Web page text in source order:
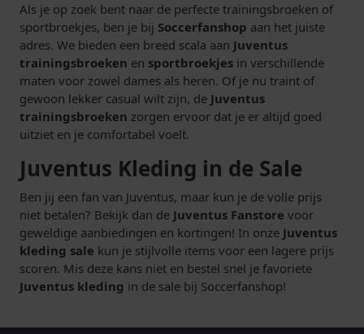
Als je op zoek bent naar de perfecte trainingsbroeken of
sportbroekjes, ben je bij Soccerfanshop aan het juiste
adres. We bieden een breed scala aan Juventus
trainingsbroeken en sportbroekjes in verschillende
maten voor zowel dames als heren. Of je nu traint of
gewoon lekker casual wilt zijn, de Juventus
trainingsbroeken zorgen ervoor dat je er altijd goed
uitziet en je comfortabel voelt.
Juventus Kleding in de Sale
Ben jij een fan van Juventus, maar kun je de volle prijs
niet betalen? Bekijk dan de Juventus Fanstore voor
geweldige aanbiedingen en kortingen! In onze Juventus
kleding sale kun je stijlvolle items voor een lagere prijs
scoren. Mis deze kans niet en bestel snel je favoriete
Juventus kleding in de sale bij Soccerfanshop!